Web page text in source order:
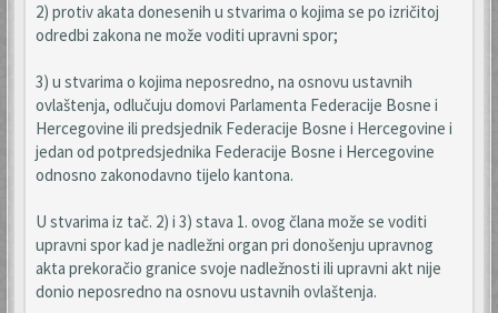
2) protiv akata donesenih u stvarima o kojima se po izričitoj
odredbi zakona ne može voditi upravni spor;
3) u stvarima o kojima neposredno, na osnovu ustavnih
ovlaštenja, odlučuju domovi Parlamenta Federacije Bosne i
Hercegovine ili predsjednik Federacije Bosne i Hercegovine i
jedan od potpredsjednika Federacije Bosne i Hercegovine
odnosno zakonodavno tijelo kantona.
U stvarima iz tač. 2) i 3) stava 1. ovog člana može se voditi
upravni spor kad je nadležni organ pri donošenju upravnog
akta prekoračio granice svoje nadležnosti ili upravni akt nije
donio neposredno na osnovu ustavnih ovlaštenja.